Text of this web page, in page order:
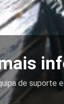
de suporte